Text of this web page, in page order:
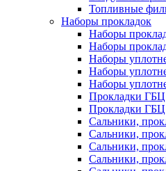
Топливные
Наборы прокладок
Наборы
Наборы
Наборы
Наборы
Наборы
Прокладки ГБЦ
Прокладки
Сальники,
Сальники,
Сальники,
Сальники,